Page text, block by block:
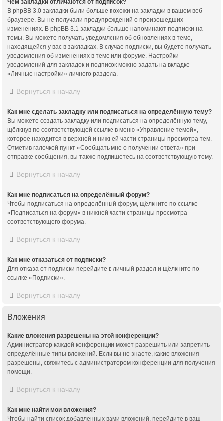
Чем закладки отличаются от подписок?
В phpBB 3.0 закладки были больше похожи на закладки в вашем веб-
браузере. Вы не получали предупреждений о произошедших
изменениях. В phpBB 3.1 закладки больше напоминают подписки на
темы. Вы можете получать уведомления об обновлениях в теме,
находящейся у вас в закладках. В случае подписки, вы будете получать
уведомления об изменениях в теме или форуме. Настройки
уведомлений для закладок и подписок можно задать на вкладке
«Личные настройки» личного раздела.
Вернуться к началу
Как мне сделать закладку или подписаться на определённую тему?
Вы можете создать закладку или подписаться на определённую тему,
щёлкнув по соответствующей ссылке в меню «Управление темой»,
которое находится в верхней и нижней части страницы просмотра тем.
Отметив галочкой пункт «Сообщать мне о получении ответа» при
отправке сообщения, вы также подпишетесь на соответствующую тему.
Вернуться к началу
Как мне подписаться на определённый форум?
Чтобы подписаться на определённый форум, щёлкните по ссылке
«Подписаться на форум» в нижней части страницы просмотра
соответствующего форума.
Вернуться к началу
Как мне отказаться от подписки?
Для отказа от подписки перейдите в личный раздел и щёлкните по
ссылке «Подписки».
Вернуться к началу
Вложения
Какие вложения разрешены на этой конференции?
Администратор каждой конференции может разрешить или запретить
определённые типы вложений. Если вы не знаете, какие вложения
разрешены, свяжитесь с администратором конференции для получения
помощи.
Вернуться к началу
Как мне найти мои вложения?
Чтобы найти список добавленных вами вложений, перейдите в ваш